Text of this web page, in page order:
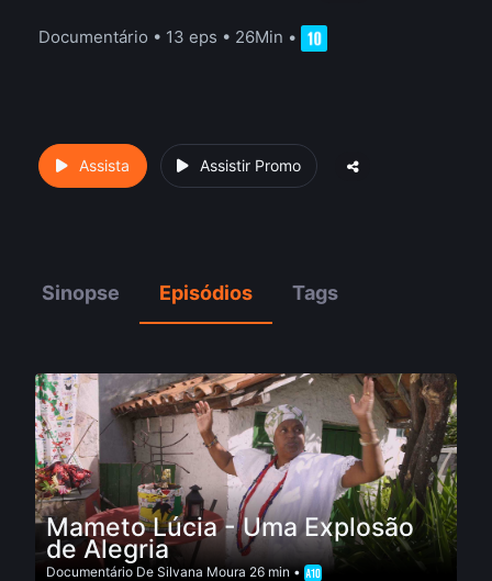
Documentário • 13 eps • 26Min •
Assista Assistir Promo
Sinopse Episódios Tags
Mameto Lúcia - Uma Explosão
de Alegria
Documentário De Silvana Moura 26 min •